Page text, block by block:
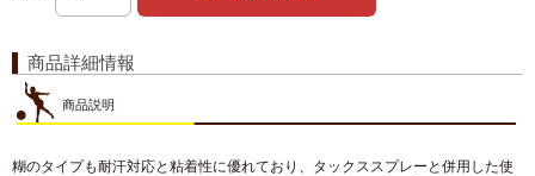
商品詳細情報
商品説明
糊のタイプも耐汗対応と粘着性に優れており、タックススプレーと併用した使